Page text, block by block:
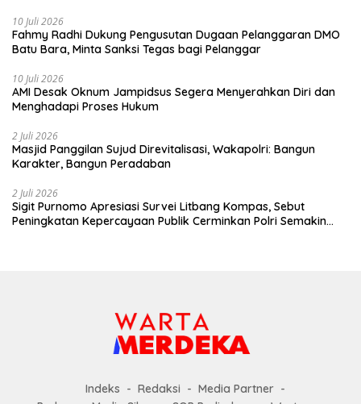
10 Juli 2026
Fahmy Radhi Dukung Pengusutan Dugaan Pelanggaran DMO
Batu Bara, Minta Sanksi Tegas bagi Pelanggar
10 Juli 2026
AMI Desak Oknum Jampidsus Segera Menyerahkan Diri dan
Menghadapi Proses Hukum
2 Juli 2026
Masjid Panggilan Sujud Direvitalisasi, Wakapolri: Bangun
Karakter, Bangun Peradaban
2 Juli 2026
Sigit Purnomo Apresiasi Survei Litbang Kompas, Sebut
Peningkatan Kepercayaan Publik Cerminkan Polri Semakin
Indeks Redaksi
Media Partner